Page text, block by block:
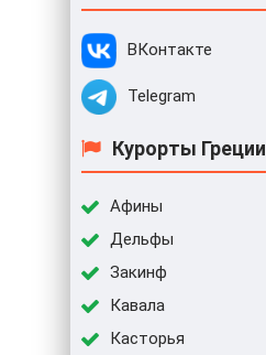
ВКонтакте
Telegram
Курорты Греции
Афины
Дельфы
Закинф
Кавала
Касторья